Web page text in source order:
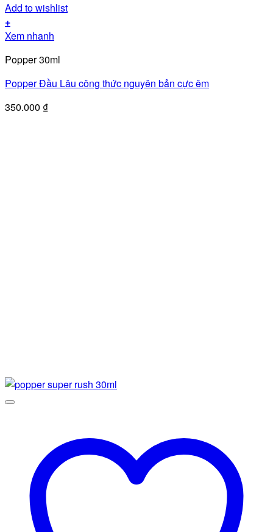
Add to wishlist
+
Xem nhanh
Popper 30ml
Popper Đầu Lâu công thức nguyên bản cực êm
350.000 ₫